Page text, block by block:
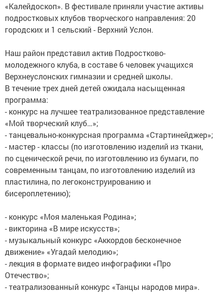
«Калейдоскоп». В фестивале приняли участие активы
подростковых клубов творческого направления: 20
городских и 1 сельский - Верхний Услон.
Наш район представил актив Подростково-
молодежного клуба, в составе 6 человек учащихся
Верхнеуслонских гимназии и средней школы.
В течение трех дней детей ожидала насыщенная
программа:
- конкурс на лучшее театрализованное представление
«Мой творческий клуб…»;
- танцевально-конкурсная программа «Стартинейджер»;
- мастер - классы (по изготовлению изделий из ткани,
по сценической речи, по изготовлению из бумаги, по
современным танцам, по изготовлению изделий из
пластилина, по легоконструированию и
бисероплетению);
- конкурс «Моя маленькая Родина»;
- викторина «В мире искусств»;
- музыкальный конкурс «Аккордов бесконечное
движение» «Угадай мелодию»;
- лекция в формате видео инфографики «Про
Отечество»;
- театрализованный конкурс «Танцы народов мира».